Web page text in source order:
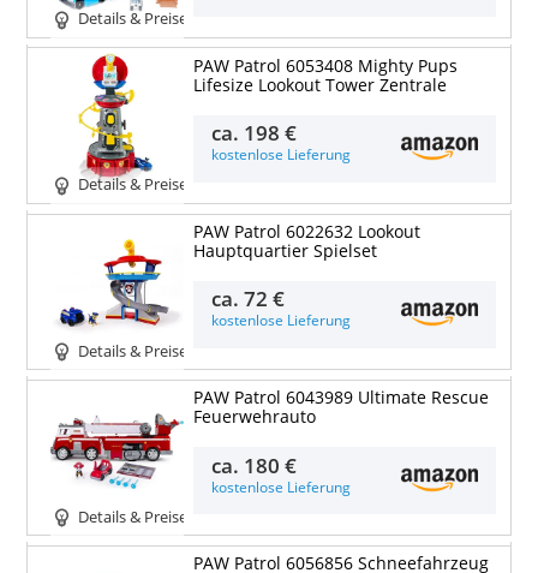
Details & Preise
Details & Preise
PAW Patrol 6053408 Mighty Pups
Lifesize Lookout Tower Zentrale
ca. 198 €
kostenlose Lieferung
Details & Preise
PAW Patrol 6022632 Lookout
Hauptquartier Spielset
ca.72 €
kostenlose Lieferung
Details & Preise
PAW Patrol 6043989 Ultimate Rescue
Feuerwehrauto
ca. 180 €
kostenlose Lieferung
PAW Patrol 6056856 Schneefahrzeug